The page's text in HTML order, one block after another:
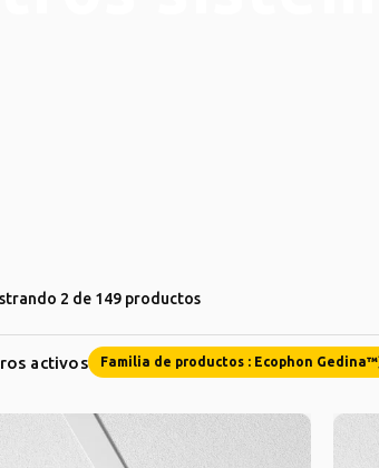
2 de 149 productos
activos Familia de productos : Ecophon Gedina™